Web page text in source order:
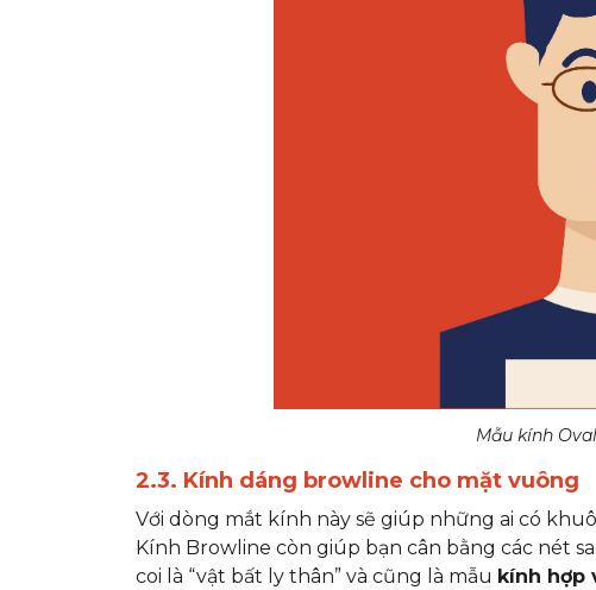
Mẫu kính
2.3. Kính dáng browline cho mặt vuông
Với dòng mắt kính này sẽ giúp những ai có
Kính Browline còn giúp bạn cân bằng các nét
coi là “vật bất ly thân” và cũng là mẫu kính hợp